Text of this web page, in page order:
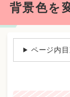
背景色を
ページ内